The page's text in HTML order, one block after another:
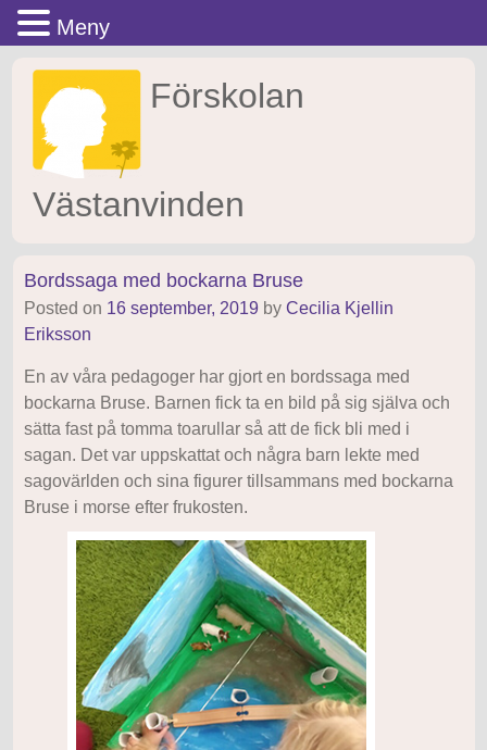
innehåll
Förskolan
Västanvinden
Bordssaga med bockarna Bruse
Posted on 16 september, 2019 byCecilia Kjellin
Eriksson
En av våra pedagoger har gjort en bordssaga med
bockarna Bruse. Barnen fick ta en bild på sig själva och
sätta fast på tomma toarullar så att de fick bli med i
sagan. Det var uppskattat och några barn lekte med
sagovärlden och sina figurer tillsammans med bockarna
Bruse i morse efter frukosten.
Meny